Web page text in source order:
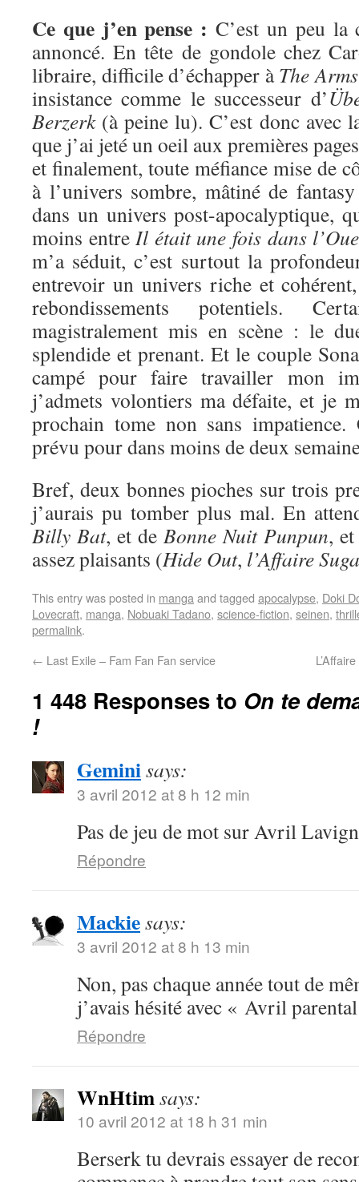
Ce que j’en pense : C’est un peu la
annoncé. En tête de gondole chez
libraire, difficile d’échapper àThe
insistance comme le successeur d’
Berzerk(à peine lu). C’est donc avec
que j’ai jeté un oeil aux premières
et finalement, toute méfiance mise de
à l’univers sombre, mâtiné de
dans un univers post-apocalyptique,
moins entreIl était une fois dans
m’a séduit, c’est surtout la
entrevoir un univers riche et
rebondissements potentiels.
magistralement mis en scène : le
splendide et prenant. Et le couple
campé pour faire travailler mon
j’admets volontiers ma défaite, et je
prochain tome non sans
prévu pour dans moins de deux
Bref, deux bonnes pioches sur trois
j’aurais pu tomber plus mal. En
Billy Bat, et de Bonne Nuit Punpun,
assez plaisants (Hide Out, l’Affaire
This entry was posted in manga and tagged apocalypse, Doki
Lovecraft, manga, Nobuaki Tadano, science-fiction, seinen,
permalink.
← Last Exile – Fam Fan Fan service
1 448 Responses to On te
!
Geminisays:
3 avril 2012 at 8 h 12 min
Pas de jeu de mot sur Avril
Répondre
Mackiesays:
3 avril 2012 at 8 h 13 min
Non, pas chaque année tout de
j’avais hésité avec « Avril
Répondre
WnHtimsays:
10 avril 2012 at 18 h 31 min
Berserk tu devrais essayer de